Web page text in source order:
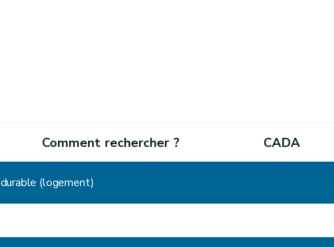
Comment rechercher ? CADA
(logement)